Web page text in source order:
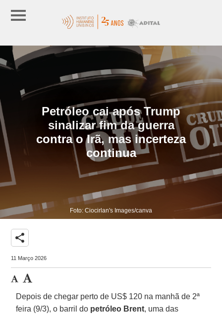
Petróleo cai após Trump
sinalizar fim da guerra
contra o Irã, mas incerteza
continua
Foto: Ciocirlan's Images/canva
share
11 Março 2026
Depois de chegar perto de US$ 120 na manhã de 2ª
feira (9/3), o barril do petróleo Brent, uma das